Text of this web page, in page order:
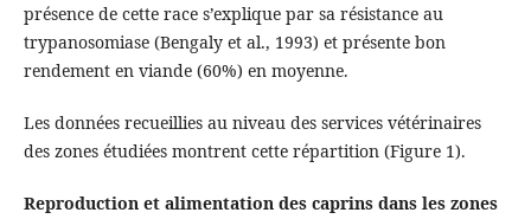
présence de cette race s’explique par sa résistance au
trypanosomiase (Bengaly et al., 1993) et présente bon
rendement en viande (60%) en moyenne.
Les données recueillies au niveau des services vétérinaires
des zones étudiées montrent cette répartition (Figure 1).
Reproduction et alimentation des caprins dans les zones